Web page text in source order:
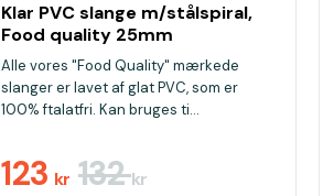
Klar PVC slange m/stålspiral,
Food quality 25mm
Alle vores "Food Quality" mærkede
slanger er lavet af glat PVC, som er
100% ftalatfri. Kan bruges ti...
123 kr 132kr